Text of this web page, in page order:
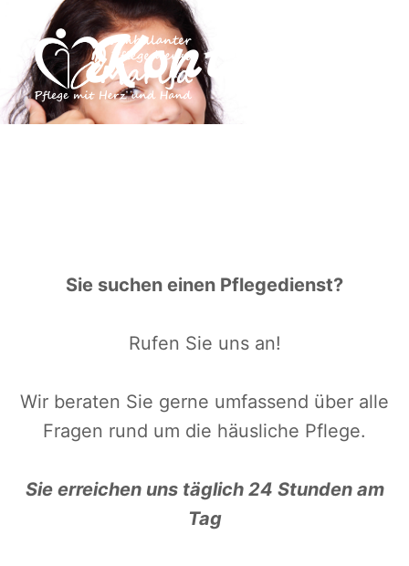
Kontakt
Sie suchen einen Pflegedienst?
Rufen Sie uns an!
Wir beraten Sie gerne umfassend über alle
Fragen rund um die häusliche Pflege.
Sie erreichen uns täglich 24 Stunden am
Tag